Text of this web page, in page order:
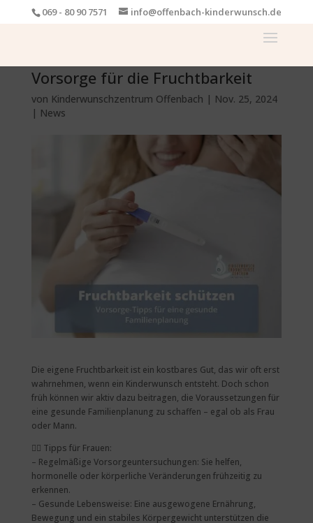
069 - 80 90 7571 info@offenbach-kinderwunsch.de
Vorsorge für die Fruchtbarkeit
von Kinderwunschzentrum Offenbach | Nov. 25, 2024
| News
Die eigene Fruchtbarkeit ist ein kostbares Gut, das wir oft erst
wahrnehmen, wenn ein Kinderwunsch entsteht. Doch schon
früh können wir aktiv dazu beitragen, die Voraussetzungen für
eine gesunde Familienplanung zu schaffen – egal ob als Frau
oder Mann.
👩‍⚕️ Tipps für Frauen:
– Regelmäßige Vorsorgeuntersuchungen: Sie helfen,
hormonelle oder körperliche Veränderungen frühzeitig zu
erkennen.
– Gesunde Lebensweise: Eine ausgewogene Ernährung,
Bewegung und ein stabiles Körpergewicht unterstützen die